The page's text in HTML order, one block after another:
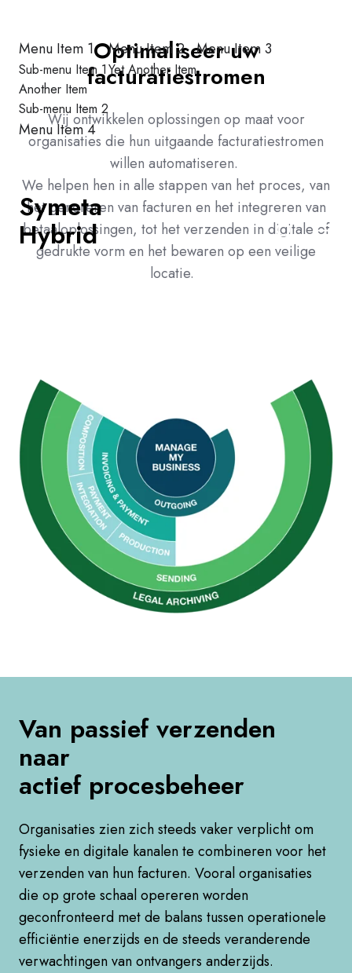
Menu Item 1
Sub-menu Item 1
Another Item
Sub-menu Item 2
Menu Item 2
Yet Another Item
Menu Item 3
Menu Item 4
Symeta
Hybrid
Optimaliseer uw
facturatiestromen
Wij ontwikkelen oplossingen op maat voor
organisaties die hun uitgaande facturatiestromen
willen automatiseren.
We helpen hen in alle stappen van het proces, van
hetgenereren van facturen en het integreren van
betaaloplossingen, tot hetverzenden in digitale of
gedrukte vorm en het bewaren op een veilige
locatie.
Van passief verzenden
naar
actief procesbeheer​
Organisaties zien zich steeds vaker verplicht om
fysieke en digitale kanalen te combineren voor het
verzenden van hun facturen. Vooral organisaties
die op grote schaal opereren worden
geconfronteerd met de balans tussen operationele
efficiëntie enerzijds en de steeds veranderende
verwachtingen van ontvangers anderzijds. ​